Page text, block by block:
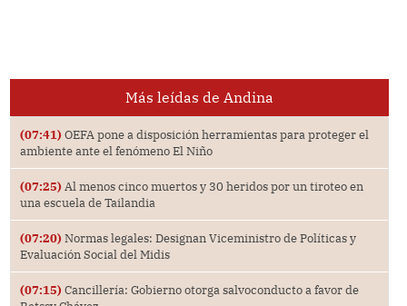
Más leídas de Andina
(07:41) OEFA pone a disposición herramientas para proteger el
ambiente ante el fenómeno El Niño
(07:25) Al menos cinco muertos y 30 heridos por un tiroteo en
una escuela de Tailandia
(07:20) Normas legales: Designan Viceministro de Políticas y
Evaluación Social del Midis
(07:15) Cancillería: Gobierno otorga salvoconducto a favor de